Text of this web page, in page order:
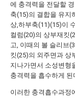
에 충격력을 전달할
축(15)의 결합을 유지
상,하부축(11)(15)이
컬럼(20)의 상부재킷
고, 이때의 볼 슬리브
킷(25)의 외주면과 상
지나가면서 소성변형
충격력을 흡수하게 된
이러한 충격흡수과정